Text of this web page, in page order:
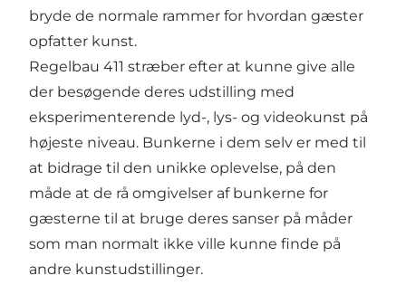
bryde de normale rammer for hvordan gæster
opfatter kunst.
Regelbau 411 stræber efter at kunne give alle
der besøgende deres udstilling med
eksperimenterende lyd-, lys- og videokunst på
højeste niveau. Bunkerne i dem selv er med til
at bidrage til den unikke oplevelse, på den
måde at de rå omgivelser af bunkerne for
gæsterne til at bruge deres sanser på måder
som man normalt ikke ville kunne finde på
andre kunstudstillinger.